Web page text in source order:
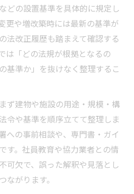
が定める消防設備工事の範
る消防法施行規則の具体的
守るべき設置義務と法令要
消防設備工事チェックポイ
防設備工事の関係の整理
るための消防設備工事チェッ
設置義務チェックリスト活
どの設置基準を具体的に規定し
更や増改築時には最新の基準が
法改正履歴も踏まえて確認する
は「どの法規が根拠となるの
基準か」を抜けなく整理するこ
ず建物や施設の用途・規模・構
令や基準を順序立てて整理しま
への事前相談や、専門書・ガイ
す。社員教育や協力業者との情
可欠で、誤った解釈や見落とし
ながります。